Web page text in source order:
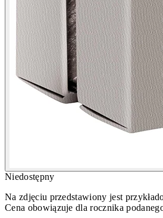
Niedostępny
Na zdjęciu przedstawiony jest
Cena obowiązuje dla rocznika